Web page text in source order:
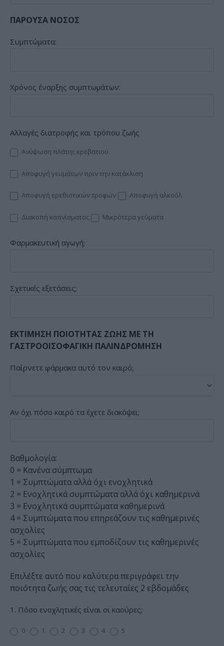
ΠΑΡΟΥΣΑ ΝΟΣΟΣ
Συμπτώματα:
Χρόνος έναρξης συμπτωμάτων:
Αλλαγές διατροφής και τρόπου ζωής
Ανύψωση πλάτης κρεβατιού
Αποφυγή γευμάτων πριν την κατάκλιση
Αποφυγή ερεθιστικών τροφών Αποφυγή αλκοόλ
Διακοπή καπνίσματος Μικρότερα γεύματα
Φαρμακευτική αγωγή;
Σχετικές εξετάσεις;
ΕΚΤΙΜΗΣΗ ΠΟΙΟΤΗΤΑΣ ΖΩΗΣ ΜΕ ΤΗ
ΓΑΣΤΡΟΟΙΣΟΦΑΓΙΚΗ ΠΑΛΙΝΔΡΟΜΗΣΗ
Παίρνετε φάρμακα αυτό τον καιρό;
Αν όχι πόσο καιρό τα έχετε διακόψει;
Βαθμολογία:
0 = Κανένα σύμπτωμα
1 = Συμπτώματα αλλά όχι ενοχλητικά
2 = Ενοχλητικά συμπτώματα αλλά όχι καθημερινά
3 = Ενοχλητικά συμπτώματα καθημερινά
4 = Συμπτώματα που επηρεάζουν τις καθημερινές
ασχολίες
5 = Συμπτώματα που εμποδίζουν τις καθημερινές
ασχολίες
Επιλέξτε αυτό που καλύτερα περιγράφει την
ποιότητα ζωής σας τις τελευταίες 2 εβδομάδες
1. Πόσο ενοχλητικές είναι οι καούρες;
0 1 2 3 4 5